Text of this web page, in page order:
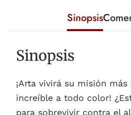
Sinopsis
Sinopsis
¡Arta vivirá su misión
increíble a todo color!
para sobrevivir contra el